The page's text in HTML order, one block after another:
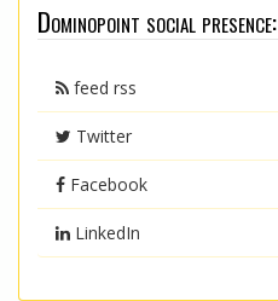
Dominopoint social presence:
feed rss
Twitter
Facebook
LinkedIn